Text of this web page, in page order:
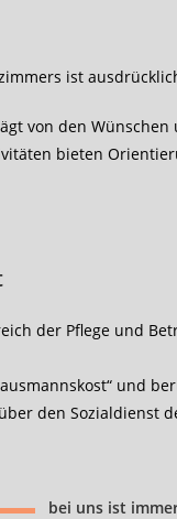
ist
von den
bieten
der Pflege und
und
den Sozialdienst
bei uns ist